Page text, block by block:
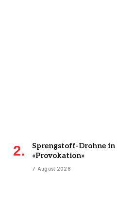
Sprengstoff-Drohne in
«Provokation»
7 August 2026